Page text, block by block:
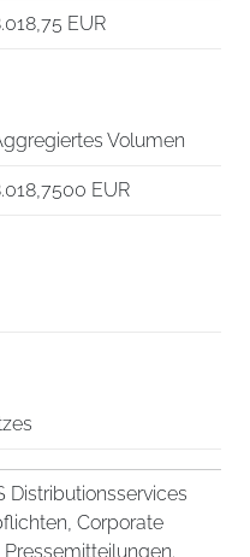
EUR
Volumen
EUR
Distributionsservices
Corporate